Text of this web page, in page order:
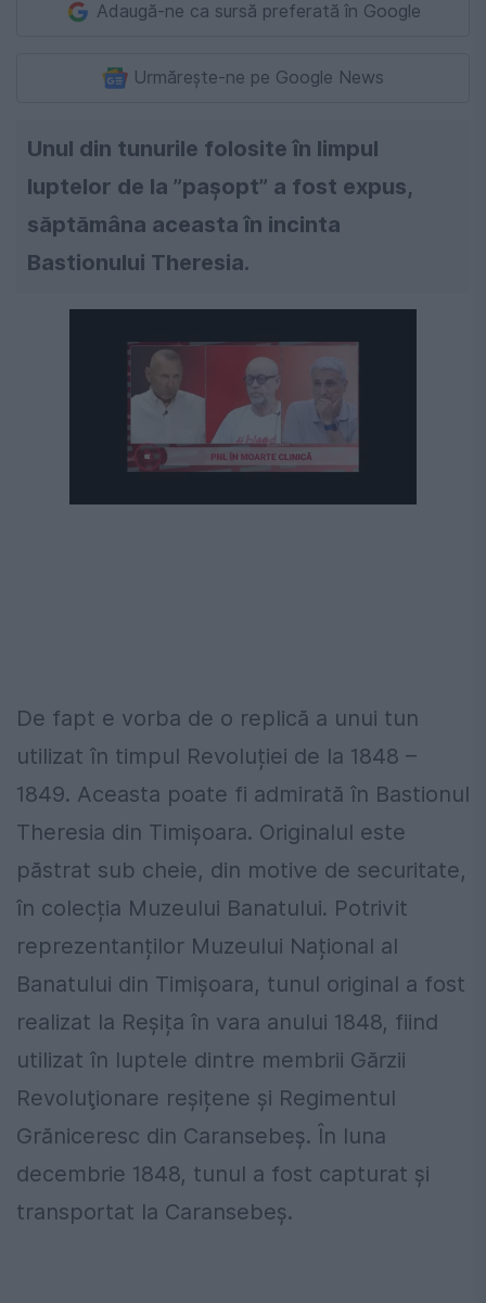
Adaugă-ne ca sursă preferată în Google
Urmărește-ne pe Google News
Unul din tunurile folosite în limpul
luptelor de la ”pașopt” a fost expus,
săptămâna aceasta în incinta
Bastionului Theresia.
De fapt e vorba de o replică a unui tun
utilizat în timpul Revoluției de la 1848 –
1849. Aceasta poate fi admirată în Bastionul
Theresia din Timișoara. Originalul este
păstrat sub cheie, din motive de securitate,
în colecția Muzeului Banatului. Potrivit
reprezentanților Muzeului Național al
Banatului din Timișoara, tunul original a fost
realizat la Reșița în vara anului 1848, fiind
utilizat în luptele dintre membrii Gărzii
Revoluţionare reșițene și Regimentul
Grăniceresc din Caransebeș. În luna
decembrie 1848, tunul a fost capturat şi
transportat la Caransebeş.